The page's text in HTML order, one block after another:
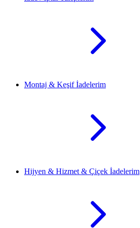
Montaj & Keşif İadelerim
Hijyen & Hizmet & Çiçek İadelerim